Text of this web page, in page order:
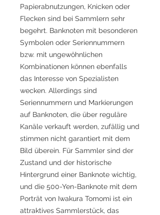
Papierabnutzungen, Knicken oder
Flecken sind bei Sammlern sehr
begehrt. Banknoten mit besonderen
Symbolen oder Seriennummern
bzw. mit ungewöhnlichen
Kombinationen können ebenfalls
das Interesse von Spezialisten
wecken. Allerdings sind
Seriennummern und Markierungen
auf Banknoten, die über reguläre
Kanäle verkauft werden, zufällig und
stimmen nicht garantiert mit dem
Bild überein. Für Sammler sind der
Zustand und der historische
Hintergrund einer Banknote wichtig,
und die 500-Yen-Banknote mit dem
Porträt von Iwakura Tomomi ist ein
attraktives Sammlerstück, das